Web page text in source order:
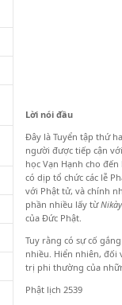
Lời nói đầu
Đây là Tuyển tập thứ
người được tiếp cận
học Vạn Hạnh cho
có dịp tổ chức các lễ
với Phật tử, và chính
phần nhiều lấy từ
của Đức Phật.
Tuy rằng có sự cố
nhiều. Hiển nhiên,
trị phi thường của
Phật lịch 2539